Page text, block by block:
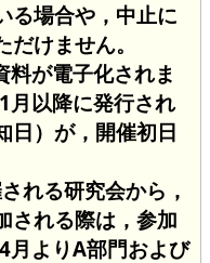
る場合や，中止に
けません。
料が電子化されま
月以降に発行され
日）が，開催初日
れる研究会から，
される際は，参加
月よりA部門および